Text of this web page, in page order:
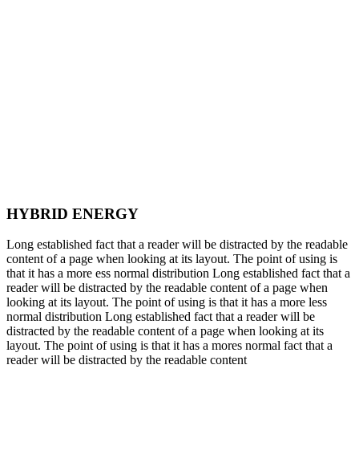
HYBRID ENERGY
Long established fact that a reader will be distracted by the readable
content of a page when looking at its layout. The point of using is
that it has a more ess normal distribution Long established fact that a
reader will be distracted by the readable content of a page when
looking at its layout. The point of using is that it has a more less
normal distribution Long established fact that a reader will be
distracted by the readable content of a page when looking at its
layout. The point of using is that it has a mores normal fact that a
reader will be distracted by the readable content